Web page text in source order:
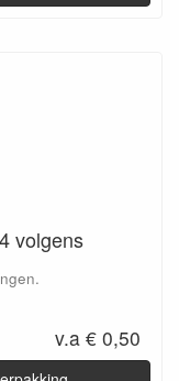
volgens
v.a € 0,50